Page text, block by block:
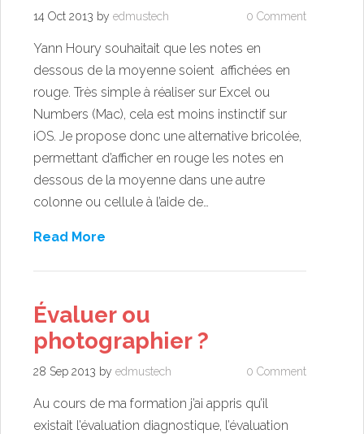
14 Oct 2013 by edmustech 0 Comment
Yann Houry souhaitait que les notes en
dessous de la moyenne soient affichées en
rouge. Très simple à réaliser sur Excel ou
Numbers (Mac), cela est moins instinctif sur
iOS. Je propose donc une alternative bricolée,
permettant d’afficher en rouge les notes en
dessous de la moyenne dans une autre
colonne ou cellule à l’aide de…
Read More
Évaluer ou
photographier ?
28 Sep 2013 by edmustech 0 Comment
Au cours de ma formation j’ai appris qu’il
existait l’évaluation diagnostique, l’évaluation